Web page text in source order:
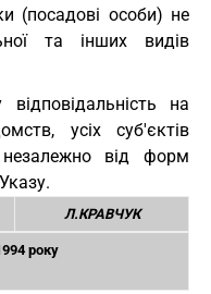
(посадові особи) не
та інших видів
на
усіх суб'єктів
незалежно від форм
Л.КРАВЧУК
року